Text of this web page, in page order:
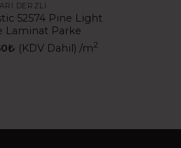
DERZLI
52574 Pine Light
Laminat Parke
₺ (KDV Dahil) /m2